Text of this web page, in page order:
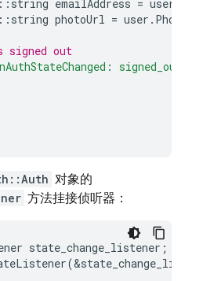
:: string emailAddress = user
:: string photoUrl = user .
signed out
signed_out
对象的
方法挂接侦听器：
state_change_listener ;
(&